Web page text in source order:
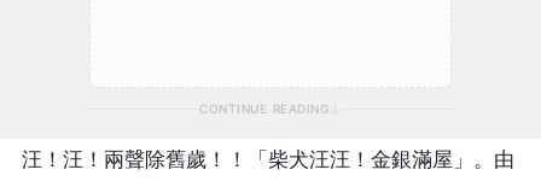
CONTINUE READING
汪！汪！兩聲除舊歲！！「柴犬汪汪！金銀滿屋」。由